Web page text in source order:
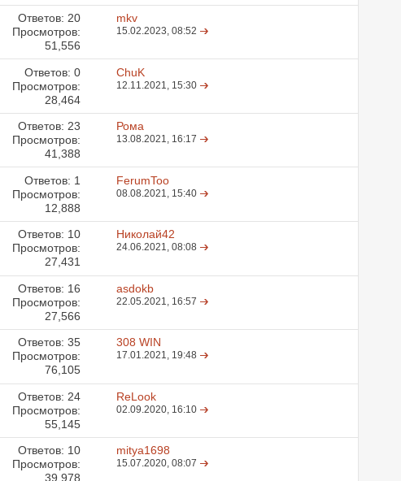
Ответов: 20
Просмотров:
51,556
mkv
15.02.2023,08:52
Ответов: 0
Просмотров:
28,464
ChuK
12.11.2021, 15:30
Ответов: 23
Просмотров:
41,388
Рома
13.08.2021, 16:17
Ответов: 1
Просмотров:
12,888
FerumToo
08.08.2021, 15:40
Ответов: 10
Просмотров:
27,431
Николай42
24.06.2021,08:08
Ответов: 16
Просмотров:
27,566
asdokb
22.05.2021, 16:57
Ответов: 35
Просмотров:
76,105
308 WIN
17.01.2021, 19:48
Ответов: 24
Просмотров:
55,145
ReLook
02.09.2020, 16:10
Ответов: 10
Просмотров:
39,978
mitya1698
15.07.2020,08:07